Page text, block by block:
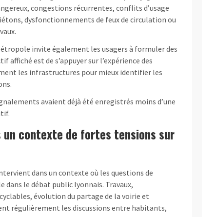
congestions récurrentes, conflits d’usage
dysfonctionnements de feux de circulation ou
invite également les usagers à formuler des
affiché est de s’appuyer sur l’expérience des
les infrastructures pour mieux identifier les
avaient déjà été enregistrés moins d’une
un contexte de fortes tensions sur
dans un contexte où les questions de
le débat public lyonnais. Travaux,
évolution du partage de la voirie et
régulièrement les discussions entre habitants,